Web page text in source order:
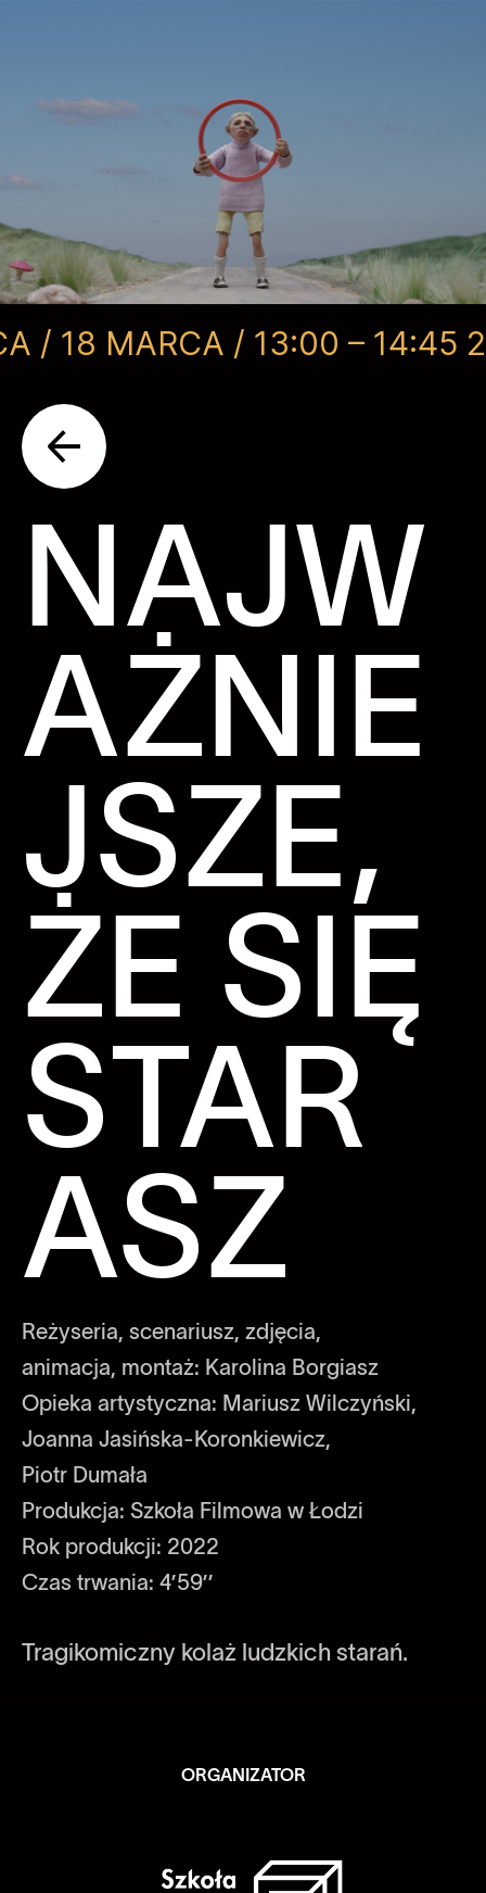
2 BLOK / SALA STOLICA / 18 MARCA / 13:00 – 14:45 /
/ 18 MARCA / 13:00 – 14:45 /
NAJW
AŻNIE
JSZE,
ŻE SIĘ
STAR
ASZ
Reżyseria, scenariusz, zdjęcia,
animacja, montaż: Karolina Borgiasz
Opieka artystyczna: Mariusz Wilczyński,
Joanna Jasińska-Koronkiewicz,
Piotr Dumała
Produkcja: Szkoła Filmowa w Łodzi
Rok produkcji: 2022
Czas trwania: 4’59’’
Tragikomiczny kolaż ludzkich starań.
ORGANIZATOR